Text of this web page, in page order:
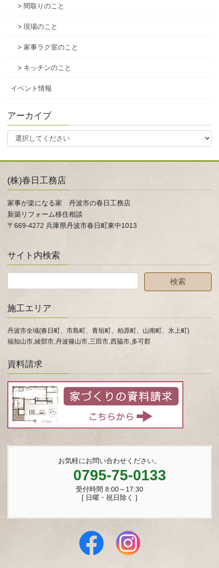
> 間取りのこと
> 現場のこと
> 家事ラク室のこと
> キッチンのこと
イベント情報
アーカイブ
(株)春日工務店
家事が楽になる家 丹波市の春日工務店
新築リフォーム移住相談
〒669-4272 兵庫県丹波市春日町東中1013
サイト内検索
施工エリア
丹波市全域(春日町、市島町、青垣町、柏原町、山南町、氷上町)
福知山市,綾部市,丹波篠山市,三田市,西脇市,多可郡
資料請求
お気軽にお問い合わせください。
0795-75-0133
受付時間 8:00～17:30
[ 日曜・祝日除く ]